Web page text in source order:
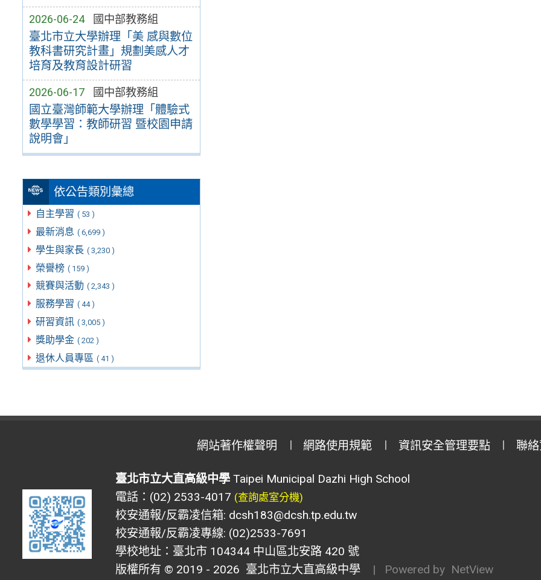
2026-06-24 國中部教務組
臺北市立大學辦理「美 感與數位
教科書研究計畫」規劃美感人才
培育及教育設計研習
2026-06-17 國中部教務組
國立臺灣師範大學辦理「體驗式
數學學習：教師研習 暨校園申請
說明會」
依公告類別彙總
自主學習 ( 53 )
最新消息 ( 6,699 )
學生與家長 ( 3,230 )
榮譽榜 ( 159 )
競賽與活動 ( 2,343 )
服務學習 ( 44 )
研習資訊 ( 3,005 )
獎助學金 ( 202 )
退休人員專區 ( 41 )
網站著作權聲明 網路使用規範 資訊安全管理要點 聯
臺北市立大直高級中學Taipei Municipal Dazhi High School
電話：(02) 2533-4017 (查詢處室分機)
校安通報/反霸凌信箱: dcsh183@dcsh.tp.edu.tw
校安通報/反霸凌專線: (02)2533-7691
學校地址：臺北市 104344 中山區北安路 420 號
版權所有 © 2019 - 2026 臺北市立大直高級中學 | Powered by NetView